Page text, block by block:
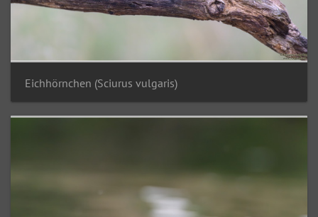
Eichhörnchen (Sciurus vulgaris)